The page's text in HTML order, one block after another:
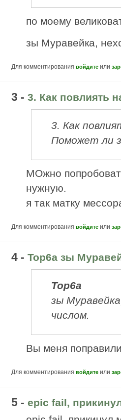
по моему
зы Муравейка,
Для комментирования войдите или
3 - 3. Как повлиять
3. Как
Поможет ли
МОжно
нужную.
я так матку
Для комментирования войдите или
4 - Top6a зы
Top6a
зы
числом.
Вы меня
Для комментирования войдите или
5 - epic fail,